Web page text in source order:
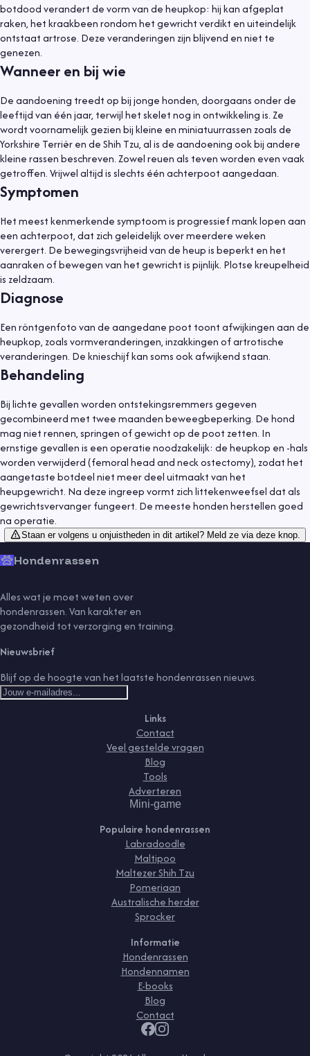
botdood verandert de vorm van de heupkop: hij kan afgeplat
raken, het kraakbeen rondom het gewricht verdikt en uiteindelijk
ontstaat artrose. Deze veranderingen zijn blijvend en niet te
genezen.
Wanneer en bij wie
De aandoening treedt op bij jonge honden, doorgaans onder de
leeftijd van één jaar, terwijl het skelet nog in ontwikkeling is. Ze
wordt voornamelijk gezien bij kleine en miniatuurrassen zoals de
Yorkshire Terriër en de Shih Tzu, al is de aandoening ook bij andere
kleine rassen beschreven. Zowel reuen als teven worden even vaak
getroffen. Vrijwel altijd is slechts één achterpoot aangedaan.
Symptomen
Het meest kenmerkende symptoom is progressief mank lopen aan
een achterpoot, dat zich geleidelijk over meerdere weken
verergert. De bewegingsvrijheid van de heup is beperkt en het
aanraken of bewegen van het gewricht is pijnlijk. Plotse kreupelheid
is zeldzaam.
Diagnose
Een röntgenfoto van de aangedane poot toont afwijkingen aan de
heupkop, zoals vormveranderingen, inzakkingen of artrotische
veranderingen. De knieschijf kan soms ook afwijkend staan.
Behandeling
Bij lichte gevallen worden ontstekingsremmers gegeven
gecombineerd met twee maanden beweegbeperking. De hond
mag niet rennen, springen of gewicht op de poot zetten. In
ernstige gevallen is een operatie noodzakelijk: de heupkop en -hals
worden verwijderd (femoral head and neck ostectomy), zodat het
aangetaste botdeel niet meer deel uitmaakt van het
heupgewricht. Na deze ingreep vormt zich littekenweefsel dat als
gewrichtsvervanger fungeert. De meeste honden herstellen goed
na operatie.
Staan er volgens u onjuistheden in dit artikel? Meld ze via deze knop.
Hondenrassen
Alles wat je moet weten over
hondenrassen. Van karakter en
gezondheid tot verzorging en training.
Nieuwsbrief
Blijf op de hoogte van het laatste hondenrassen nieuws.
Links
Contact
Veel gestelde vragen
Blog
Tools
Adverteren
Mini-game
Populaire hondenrassen
Labradoodle
Maltipoo
Maltezer Shih Tzu
Pomeriaan
Australische herder
Sprocker
Informatie
Hondenrassen
Hondennamen
E-books
Blog
Contact